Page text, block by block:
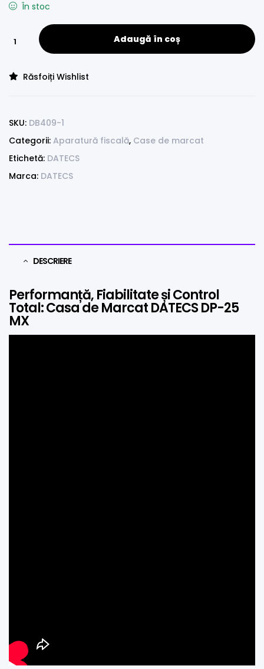
În stoc
Adaugă în coș
Răsfoiți Wishlist
SKU: DB409-1
Categorii: Aparatură fiscală, Case de marcat
Etichetă: DATECS
Marca: DATECS
DESCRIERE
Performanță, Fiabilitate și Control
Total: Casa de Marcat DATECS DP-25
MX